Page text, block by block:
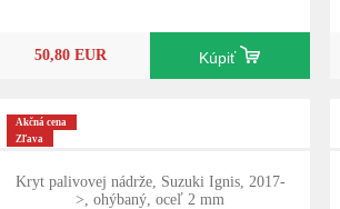
50,80 EUR Kúpiť
Akčná cena
Zľava
Kryt palivovej nádrže, Suzuki Ignis, 2017-
>, ohýbaný, oceľ 2 mm